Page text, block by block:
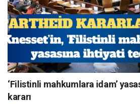
‘Filistinli mahkumlara idam’
kararı